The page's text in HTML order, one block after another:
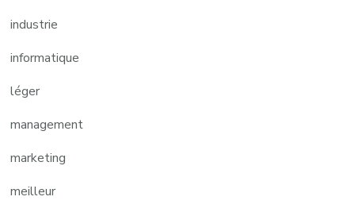
industrie
informatique
léger
management
marketing
meilleur